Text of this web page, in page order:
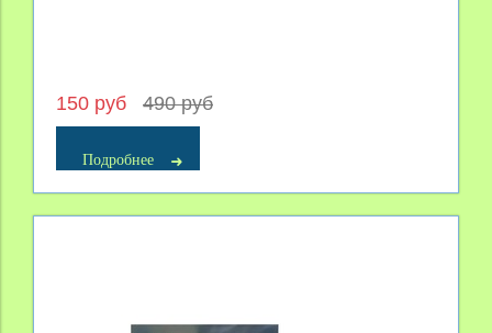
150 руб 490 руб
Подробнее